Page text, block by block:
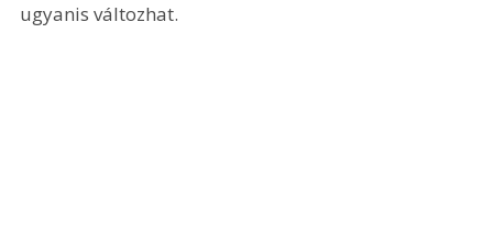
ugyanis változhat.